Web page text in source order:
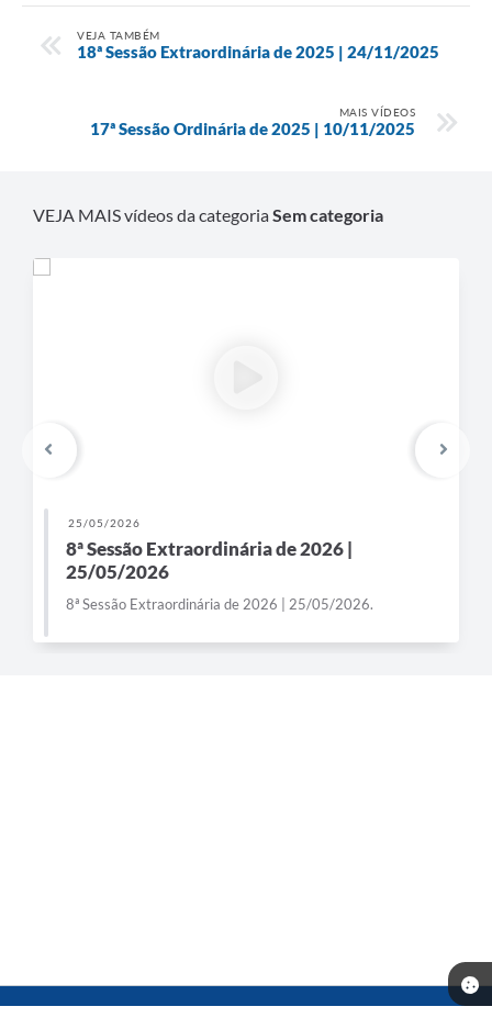
VEJA TAMBÉM
18ª Sessão Extraordinária de 2025 | 24/11/2025
MAIS VÍDEOS
17ª Sessão Ordinária de 2025 | 10/11/2025
VEJA MAIS vídeos da categoriaSem categoria
25/05/2026
8ª Sessão Extraordinária de 2026 |
25/05/2026
8ª Sessão Extraordinária de 2026 | 25/05/2026.